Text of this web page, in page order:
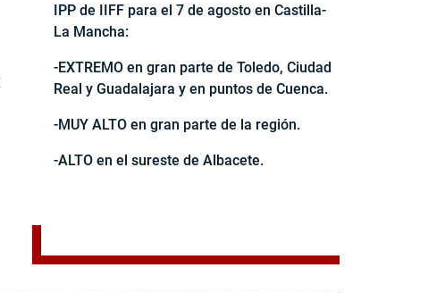
IPP de IIFF para el 7 de agosto en Castilla-
La Mancha:
-EXTREMO en gran parte de Toledo, Ciudad
Real y Guadalajara y en puntos de Cuenca.
-MUY ALTO en gran parte de la región.
-ALTO en el sureste de Albacete.